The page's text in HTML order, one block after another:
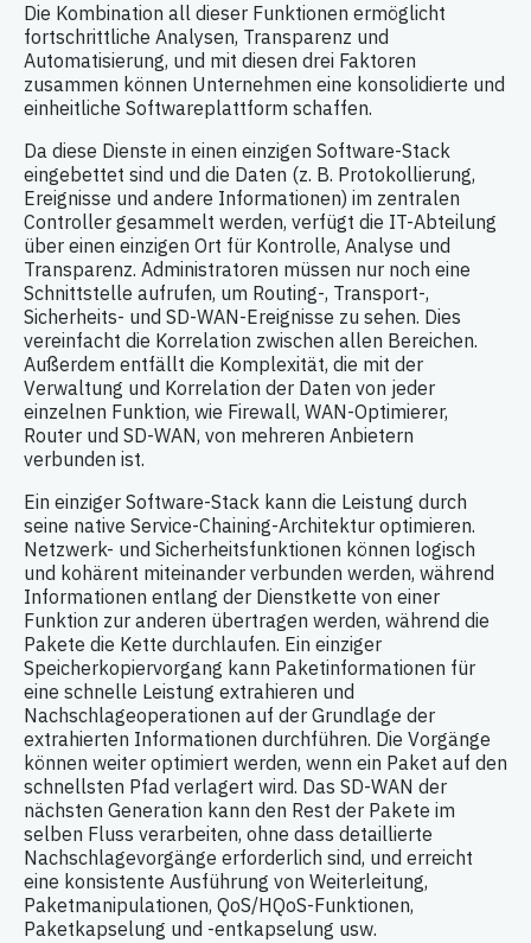
Die Kombination all dieser Funktionen ermöglicht
fortschrittliche Analysen, Transparenz und
Automatisierung, und mit diesen drei Faktoren
zusammen können Unternehmen eine konsolidierte und
einheitliche Softwareplattform schaffen.
Da diese Dienste in einen einzigen Software-Stack
eingebettet sind und die Daten (z. B. Protokollierung,
Ereignisse und andere Informationen) im zentralen
Controller gesammelt werden, verfügt die IT-Abteilung
über einen einzigen Ort für Kontrolle, Analyse und
Transparenz. Administratoren müssen nur noch eine
Schnittstelle aufrufen, um Routing-, Transport-,
Sicherheits- und SD-WAN-Ereignisse zu sehen. Dies
vereinfacht die Korrelation zwischen allen Bereichen.
Außerdem entfällt die Komplexität, die mit der
Verwaltung und Korrelation der Daten von jeder
einzelnen Funktion, wie Firewall, WAN-Optimierer,
Router und SD-WAN, von mehreren Anbietern
verbunden ist.
Ein einziger Software-Stack kann die Leistung durch
seine native Service-Chaining-Architektur optimieren.
Netzwerk- und Sicherheitsfunktionen können logisch
und kohärent miteinander verbunden werden, während
Informationen entlang der Dienstkette von einer
Funktion zur anderen übertragen werden, während die
Pakete die Kette durchlaufen. Ein einziger
Speicherkopiervorgang kann Paketinformationen für
eine schnelle Leistung extrahieren und
Nachschlageoperationen auf der Grundlage der
extrahierten Informationen durchführen. Die Vorgänge
können weiter optimiert werden, wenn ein Paket auf den
schnellsten Pfad verlagert wird. Das SD-WAN der
nächsten Generation kann den Rest der Pakete im
selben Fluss verarbeiten, ohne dass detaillierte
Nachschlagevorgänge erforderlich sind, und erreicht
eine konsistente Ausführung von Weiterleitung,
Paketmanipulationen, QoS/HQoS-Funktionen,
Paketkapselung und -entkapselung usw.